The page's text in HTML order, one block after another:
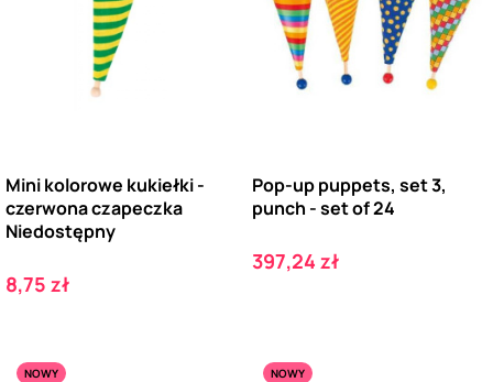
Mini kolorowe kukiełki -
czerwona czapeczka
Niedostępny
Cena
8,75 zł
Pop-up puppets, set 3,
punch - set of 24
Cena
397,24 zł
NOWY
NOWY